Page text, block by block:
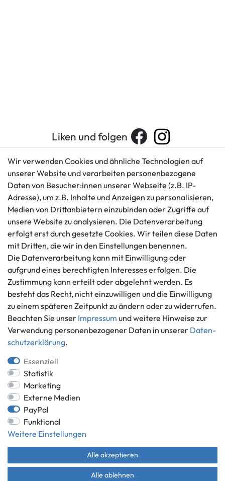
Liken und folgen
Kundenservice
+49 421 596586
Mo. - Fr. 9 - 16 Uhr
info@gameworld.de
Kontaktformular
Rechtliches
AGB
Impressum
Datenschutzerklärung
Barrierefreiheitserklärung
Widerrufs­recht
Vertrag widerrufen
Informationen
Ankauf
Über uns
Häufig gestellte Fragen
Zahlung und Versand
Batterieentsorgung
Zahlungsmöglichkeiten
*Alle Preise inkl. gesetzlicher MwSt.,
** gilt für Lieferungen innerhalb Deutschlands, Lieferzeiten für andere
Länder entnehmen Sie bitte der Schaltfläche mit den
Versandinformationen.
© Game World 2026 | Alle Rechte vorbehalten.
Wir verwenden Cookies und ähnliche Technologien auf
unserer Website und verarbeiten personenbezogene
Daten von Besucher:innen unserer Webseite (z.B. IP-
Adresse), um z.B. Inhalte und Anzeigen zu personalisieren,
Medien von Drittanbietern einzubinden oder Zugriffe auf
unsere Website zu analysieren. Die Datenverarbeitung
erfolgt erst durch gesetzte Cookies. Wir teilen diese Daten
mit Dritten, die wir in den Einstellungen benennen.
Die Datenverarbeitung kann mit Einwilligung oder
aufgrund eines berechtigten Interesses erfolgen. Die
Zustimmung kann erteilt oder abgelehnt werden. Es
besteht das Recht, nicht einzuwilligen und die Einwilligung
zu einem späteren Zeitpunkt zu ändern oder zu widerrufen.
Beachten Sie unser Impressum und weitere Hinweise zur
Verwendung personenbezogener Daten in unserer Daten­
schutz­erklärung.
Essenziell
Statistik
Marketing
Externe Medien
PayPal
Funktional
Weitere Einstellungen
Alle akzeptieren
Alle ablehnen